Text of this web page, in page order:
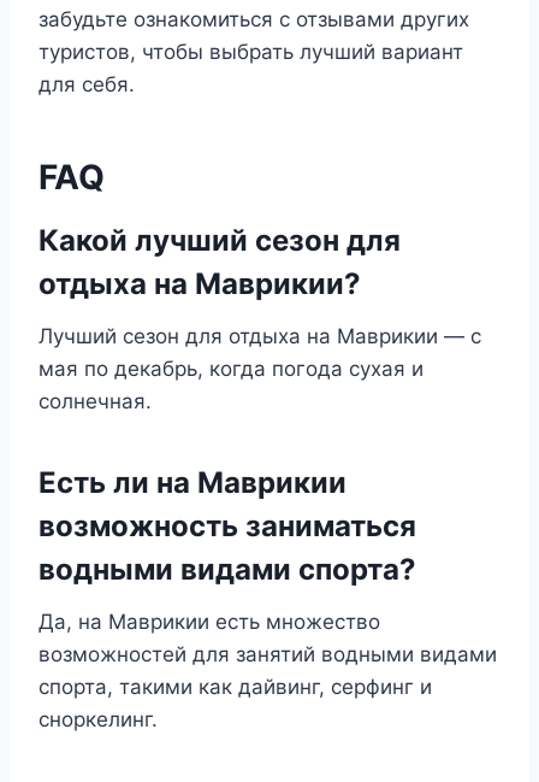
забудьте ознакомиться с отзывами других
туристов, чтобы выбрать лучший вариант
для себя.
FAQ
Какой лучший сезон для
отдыха на Маврикии?
Лучший сезон для отдыха на Маврикии — с
мая по декабрь, когда погода сухая и
солнечная.
Есть ли на Маврикии
возможность заниматься
водными видами спорта?
Да, на Маврикии есть множество
возможностей для занятий водными видами
спорта, такими как дайвинг, серфинг и
сноркелинг.